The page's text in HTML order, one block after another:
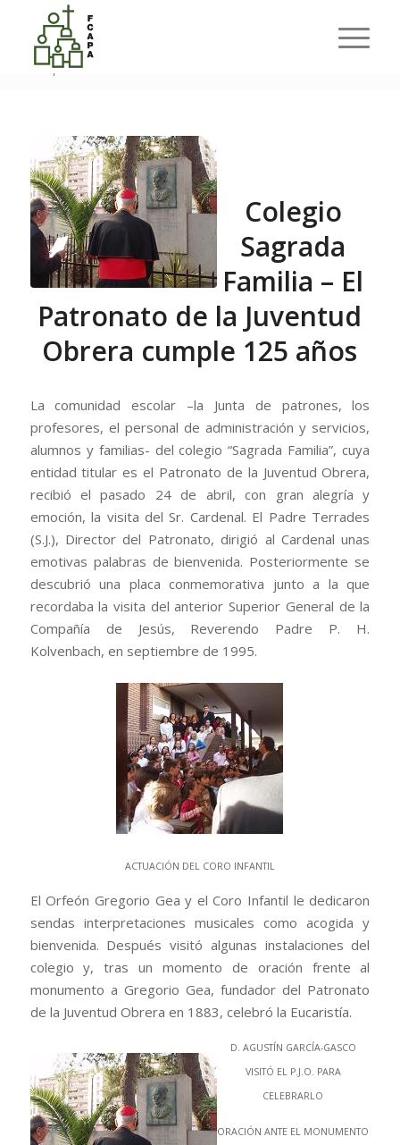
Últimas entradas
Usted está aquí:
Colegio Sagrada Familia – El Patronato de la Juventud Obrera
cumple...
Colegio
Sagrada
Familia – El
Patronato de la Juventud
Obrera cumple 125 años
La comunidad escolar –la Junta de patrones, los
profesores, el personal de administración y servicios,
alumnos y familias- del colegio “Sagrada Familia”, cuya
entidad titular es el Patronato de la Juventud Obrera,
recibió el pasado 24 de abril, con gran alegría y
emoción, la visita del Sr. Cardenal. El Padre Terrades
(S.J.), Director del Patronato, dirigió al Cardenal unas
emotivas palabras de bienvenida. Posteriormente se
descubrió una placa conmemorativa junto a la que
recordaba la visita del anterior Superior General de la
Compañía de Jesús, Reverendo Padre P. H.
Kolvenbach, en septiembre de 1995.
ACTUACIÓN DEL CORO INFANTIL
El Orfeón Gregorio Gea y el Coro Infantil le dedicaron
sendas interpretaciones musicales como acogida y
bienvenida. Después visitó algunas instalaciones del
colegio y, tras un momento de oración frente al
monumento a Gregorio Gea, fundador del Patronato
de la Juventud Obrera en 1883, celebró la Eucaristía.
D. AGUSTÍN GARCÍA-GASCO
VISITÓ EL P.J.O. PARA
CELEBRARLO
ORACIÓN ANTE EL MONUMENTO